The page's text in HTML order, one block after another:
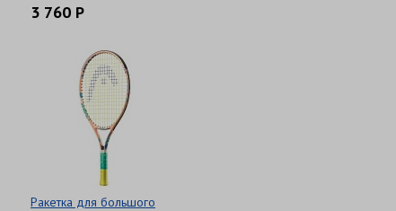
3 760 Р
Ракетка для большого